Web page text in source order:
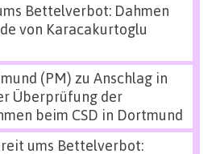
Bettelverbot: Dahmen
von Karacakurtoglu
(PM) zu Anschlag in
Überprüfung der
beim CSD in Dortmund
ums Bettelverbot: